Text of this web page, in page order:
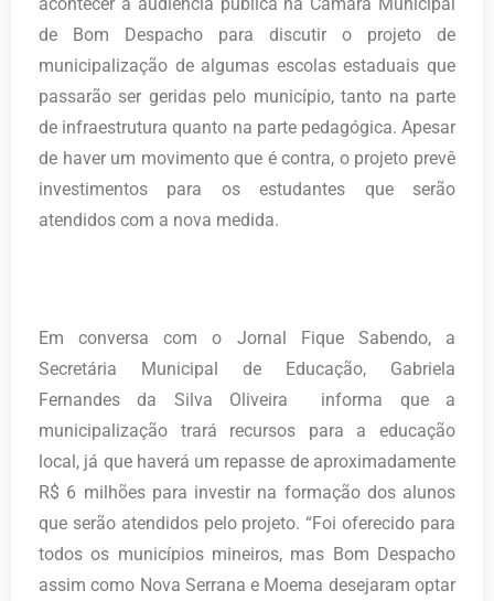
de Bom Despacho para discutir o projeto de
municipalização de algumas escolas estaduais que
passarão ser geridas pelo município, tanto na parte
de infraestrutura quanto na parte pedagógica. Apesar
de haver um movimento que é contra, o projeto prevê
investimentos para os estudantes que serão
atendidos com a nova medida.
Em conversa com o Jornal Fique Sabendo, a
Secretária Municipal de Educação, Gabriela
Fernandes da Silva Oliveira informa que a
municipalização trará recursos para a educação
local, já que haverá um repasse de aproximadamente
R$ 6 milhões para investir na formação dos alunos
que serão atendidos pelo projeto. “Foi oferecido para
todos os municípios mineiros, mas Bom Despacho
assim como Nova Serrana e Moema desejaram optar